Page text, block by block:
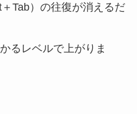
Tab）の往復が消えるだ
るレベルで上がりま